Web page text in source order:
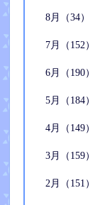
8月（34）
7月（152）
6月（190）
5月（184）
4月（149）
3月（159）
2月（151）